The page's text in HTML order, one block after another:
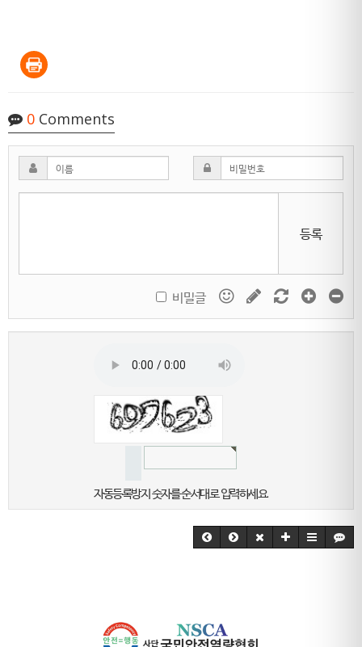
0 Comments
등록
비밀글
자동등록방지 숫자를 순서대로 입력하세요.